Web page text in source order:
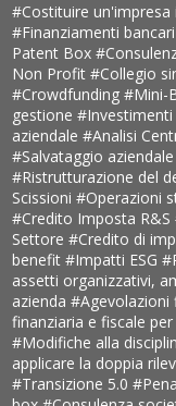
#Costituire
#Finanziamenti
Patent Box
Non Profit#Collegio
#Crowdfunding#Mini-
gestione
aziendale#Analisi
#Salvataggio
#Ristrutturazione del
Scissioni#Operazioni
#Credito Imposta R&S
Settore#Credito di
benefit#Impatti ESG
assetti organizzativi,
azienda#Agevolazioni
finanziaria e fiscale
#Modifiche alla
applicare la doppia
#Transizione 5.0